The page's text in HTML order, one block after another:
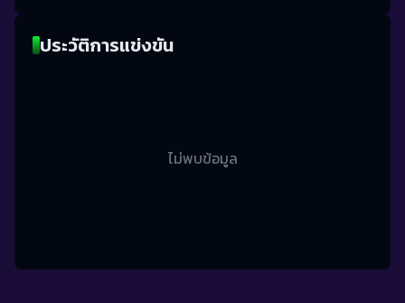
ประวัติการแข่งขัน
ไม่พบข้อมูล